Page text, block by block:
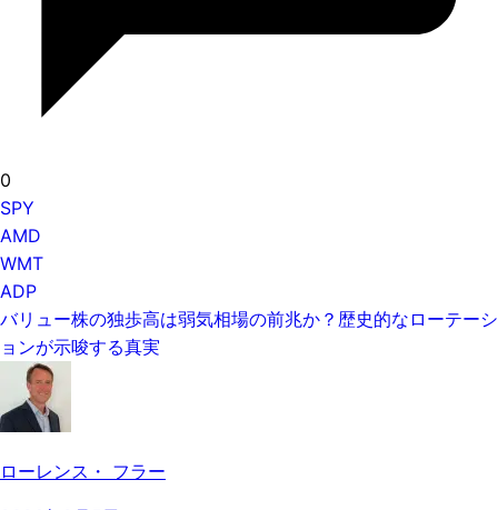
0
SPY
AMD
WMT
ADP
バリュー株の独歩高は弱気相場の前兆か？歴史的なローテーシ
ョンが示唆する真実
ローレンス・ フラー